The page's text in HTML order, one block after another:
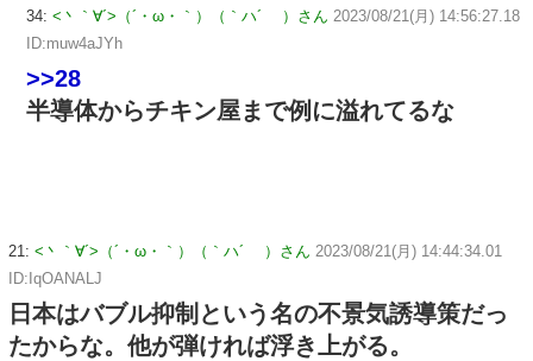
34: <丶｀∀´>（´・ω・｀）（｀ハ´ ）さん 2023/08/21(月) 14:56:27.18
ID:muw4aJYh
>>28
半導体からチキン屋まで例に溢れてるな
21: <丶｀∀´>（´・ω・｀）（｀ハ´ ）さん 2023/08/21(月) 14:44:34.01
ID:IqOANALJ
日本はバブル抑制という名の不景気誘導策だっ
たからな。他が弾ければ浮き上がる。